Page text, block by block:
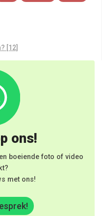
[12]
ons!
boeiende foto of video
met ons!